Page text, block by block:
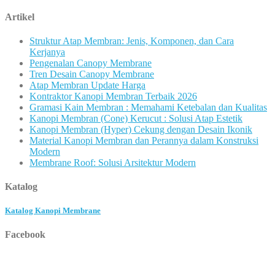
Artikel
Struktur Atap Membran: Jenis, Komponen, dan Cara
Kerjanya
Pengenalan Canopy Membrane
Tren Desain Canopy Membrane
Atap Membran Update Harga
Kontraktor Kanopi Membran Terbaik 2026
Gramasi Kain Membran : Memahami Ketebalan dan Kualitas
Kanopi Membran (Cone) Kerucut : Solusi Atap Estetik
Kanopi Membran (Hyper) Cekung dengan Desain Ikonik
Material Kanopi Membran dan Perannya dalam Konstruksi
Modern
Membrane Roof: Solusi Arsitektur Modern
Katalog
Katalog Kanopi Membrane
Facebook